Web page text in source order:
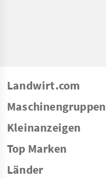
Landwirt.com
Maschinengruppen
Kleinanzeigen
Top Marken
Länder